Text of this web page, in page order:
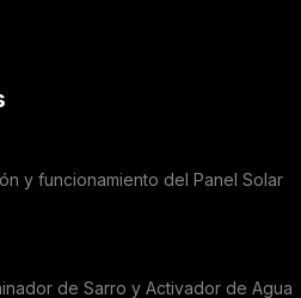
y funcionamiento del Panel Solar
de Sarro y Activador de Agua